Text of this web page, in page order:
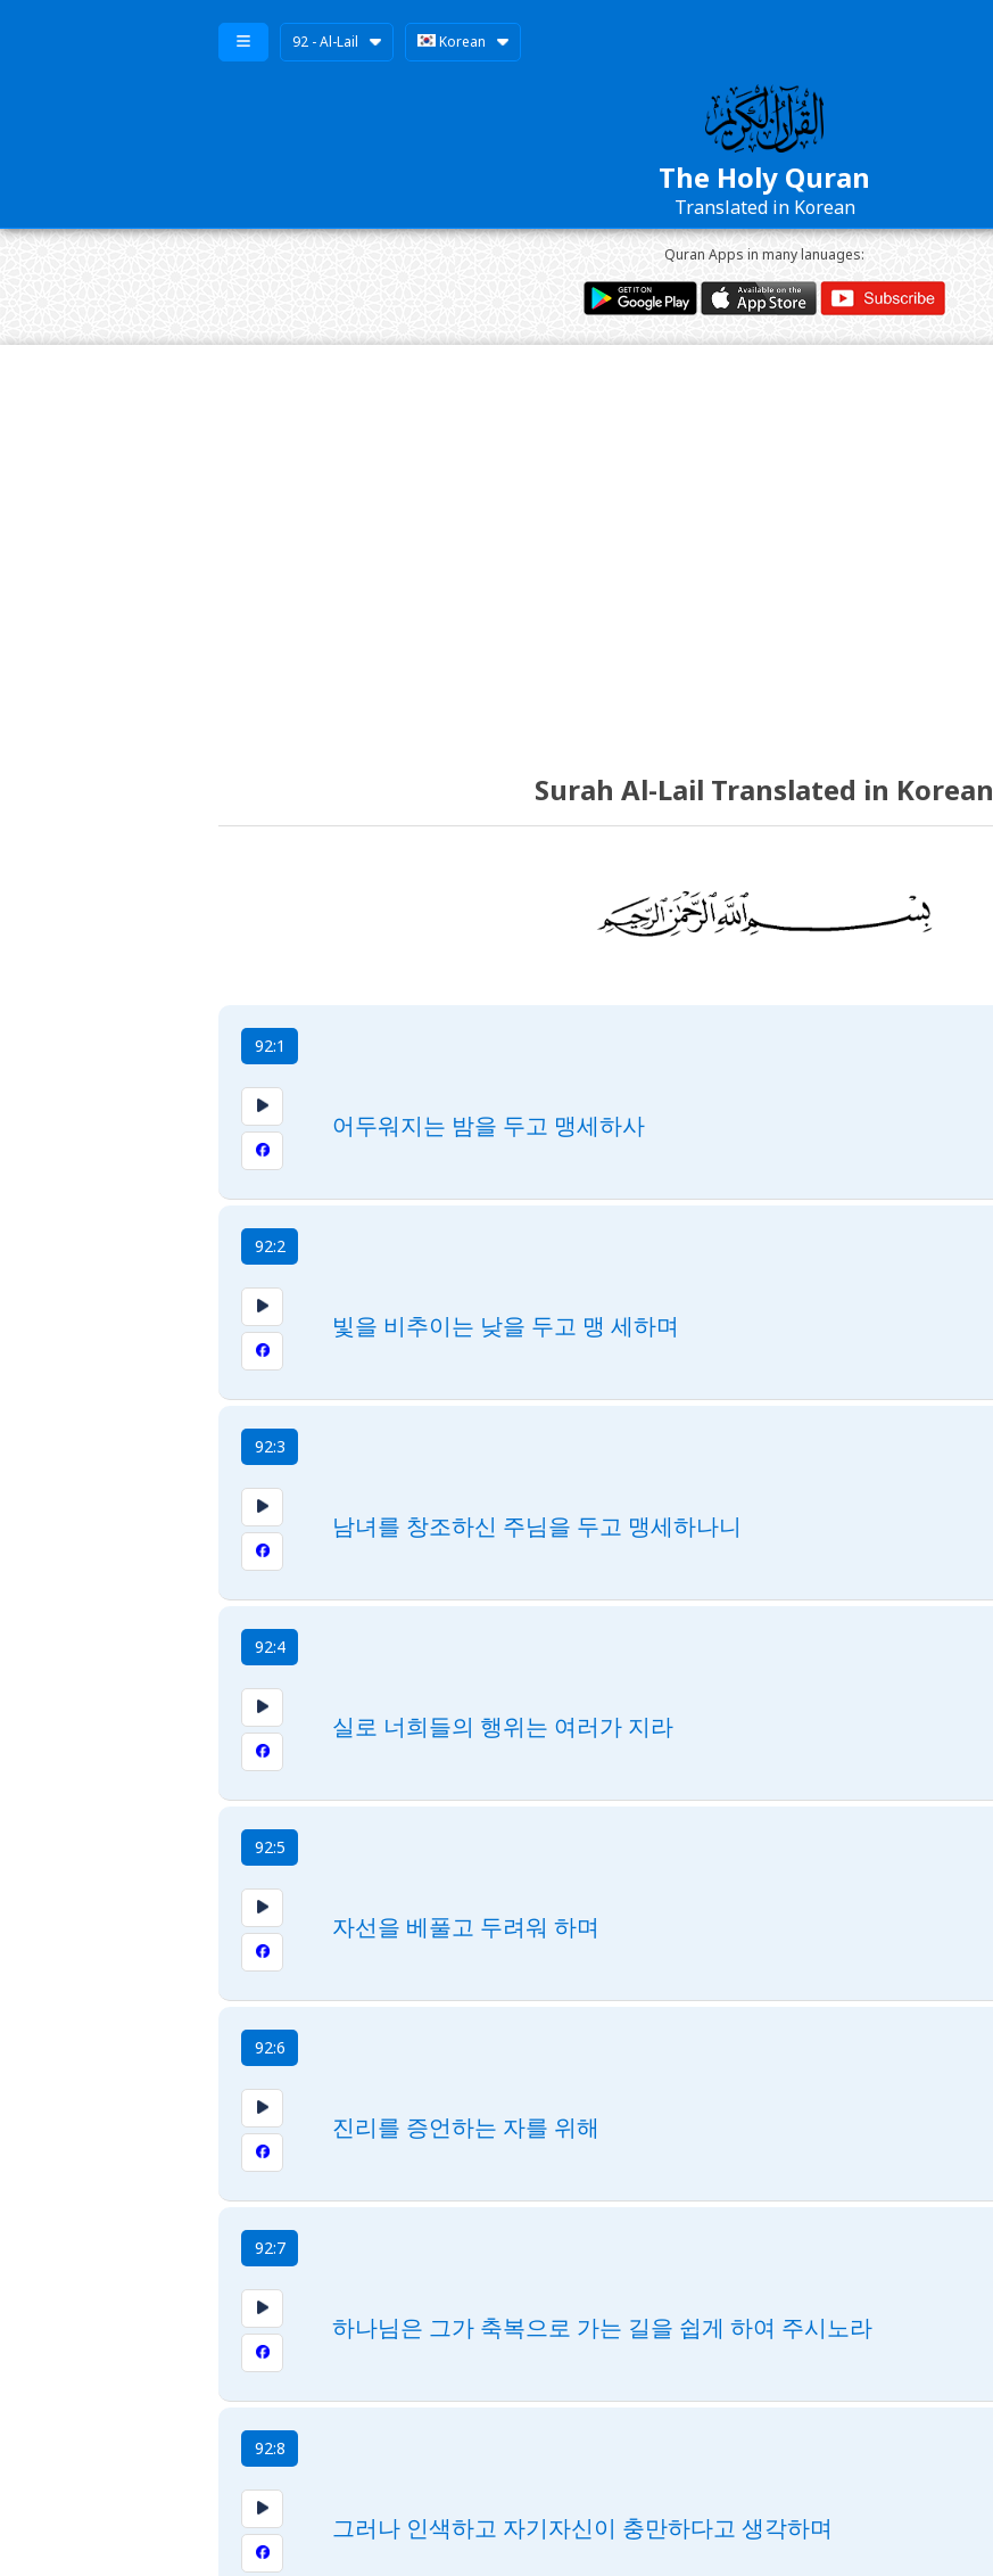
92 - Al-Lail Korean
The Holy Quran
Translated in Korean
Quran Apps in many lanuages:
Surah Al-Lail Translated in Korean
92:1
어두워지는 밤을 두고 맹세하사
92:2
빛을 비추이는 낮을 두고 맹 세하며
92:3
남녀를 창조하신 주님을 두고 맹세하나니
92:4
실로 너희들의 행위는 여러가 지라
92:5
자선을 베풀고 두려워 하며
92:6
진리를 증언하는 자를 위해
92:7
하나님은 그가 축복으로 가는 길을 쉽게 하여 주시노라
92:8
그러나 인색하고 자기자신이 충만하다고 생각하며